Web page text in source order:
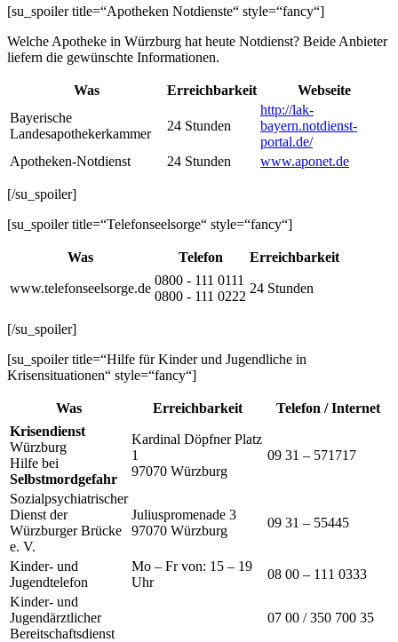
[su_spoiler title=“Apotheken Notdienste“ style=“fancy“]
Welche Apotheke in Würzburg hat heute Notdienst? Beide Anbieter
liefern die gewünschte Informationen.
Was Erreichbarkeit
Webseite
Bayerische
Landesapothekerkammer
24 Stunden
http://lak-
bayern.notdienst-
portal.de/
Apotheken-Notdienst
24 Stunden www.aponet.de
[/su_spoiler]
[su_spoiler title=“Telefonseelsorge“ style=“fancy“]
Was Telefon Erreichbarkeit
www.telefonseelsorge.de
0800 - 111 0111
0800 - 111 0222
24 Stunden
[/su_spoiler]
[su_spoiler title=“Hilfe für Kinder und Jugendliche in
Krisensituationen“ style=“fancy“]
Was Erreichbarkeit
Telefon / Internet
Krisendienst
Würzburg
Hilfe bei
Selbstmordgefahr
Kardinal Döpfner Platz
1
97070 Würzburg
09 31 – 571717
Sozialpsychiatrischer
Dienst der
Würzburger Brücke
e. V.
Juliuspromenade 3
97070 Würzburg
09 31 – 55445
Kinder- und
Jugendtelefon
Mo – Fr von: 15 – 19
Uhr
08 00 – 111 0333
Kinder- und
Jugendärztlicher
Bereitschaftsdienst
07 00 / 350 700 35